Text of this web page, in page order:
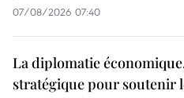
07/08/2026 07:40
La diplomatie
stratégique pour soutenir